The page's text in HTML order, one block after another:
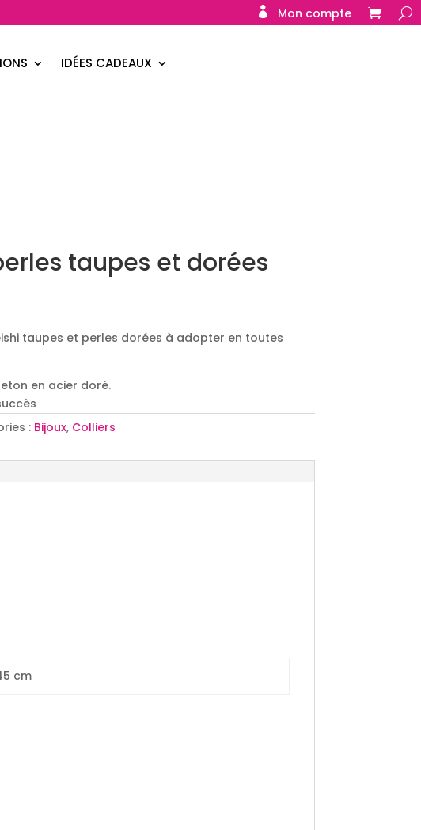
Mon compte
IDÉES CADEAUX
taupes et dorées
taupes et perles dorées à adopter en toutes
en acier doré.
: Bijoux, Colliers
cm